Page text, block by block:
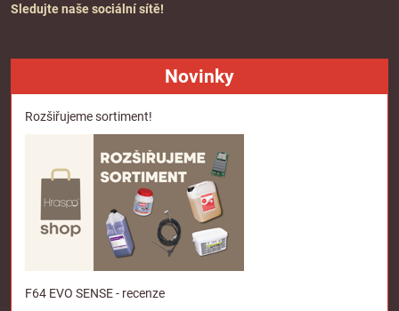
Sledujte naše sociální sítě!
Novinky
Rozšiřujeme sortiment!
F64 EVO SENSE - recenze